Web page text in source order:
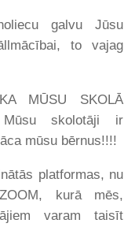
galvu Jūsu
to vajag
MŪSU SKOLĀ
Mūsu skolotāji ir
mūsu bērnus!!!!
platformas, nu
kurā mēs,
varam taisīt